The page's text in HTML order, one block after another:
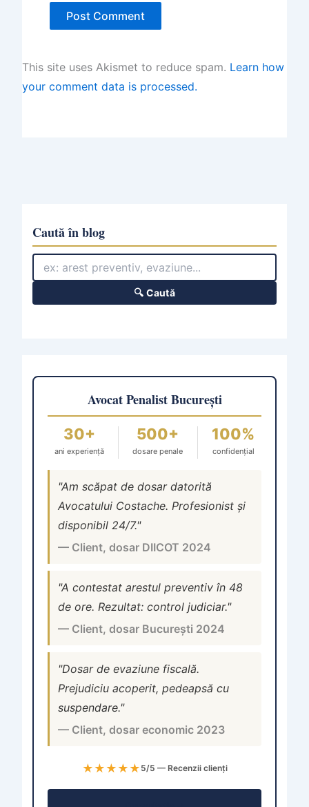
This site uses Akismet to reduce spam. Learn how
your comment data is processed.
Caută în blog
🔍 Caută
Avocat Penalist București
30+
ani experiență
500+
dosare penale
100%
confidențial
"Am scăpat de dosar datorită
Avocatului Costache. Profesionist și
disponibil 24/7."
— Client, dosar DIICOT 2024
"A contestat arestul preventiv în 48
de ore. Rezultat: control judiciar."
— Client, dosar București 2024
"Dosar de evaziune fiscală.
Prejudiciu acoperit, pedeapsă cu
suspendare."
— Client, dosar economic 2023
★★★★★ 5/5 — Recenzii clienți